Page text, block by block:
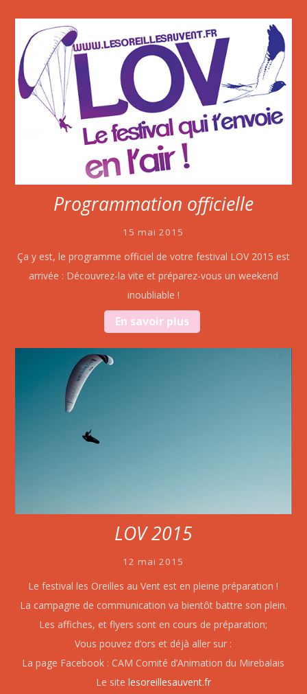
Programmation officielle
15 mai 2015
Ça y est, le programme officiel de votre festival LOV 2015 est
arrivée : Découvrez-la vite et préparez-vous un weekend
inoubliable !
En savoir plus
LOV 2015
12 mai 2015
Le festival les Oreilles au Vent est en pleine préparation !
La campagne de communication va bientôt battre son plein.
Les affiches, et flyers sont en cours de préparation;
Vous pouvez d’ors et déjà aller sur :
La page Facebook : CAM Comité d’Animation du Mirebalais
Le site lesoreillesauvent.fr